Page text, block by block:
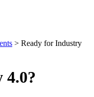
> Ready for Industry